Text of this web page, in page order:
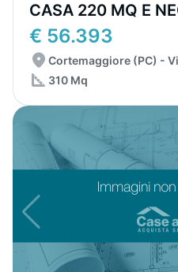
CASA 220 MQ E
€ 56.393
Cortemaggiore (PC) -
310 Mq